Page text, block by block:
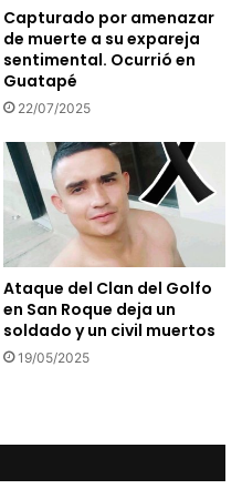
Capturado por amenazar
de muerte a su expareja
sentimental. Ocurrió en
Guatapé
22/07/2025
Ataque del Clan del Golfo
en San Roque deja un
soldado y un civil muertos
19/05/2025